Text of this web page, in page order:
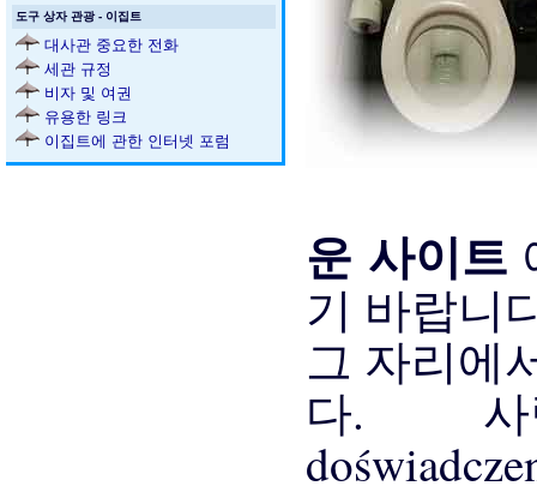
도구 상자 관광 - 이집트
대사관 중요한 전화
세관 규정
비자 및 여권
유용한 링크
이집트에 관한 인터넷 포럼
운 사이트
기 바랍니
그 자리에
다. 사